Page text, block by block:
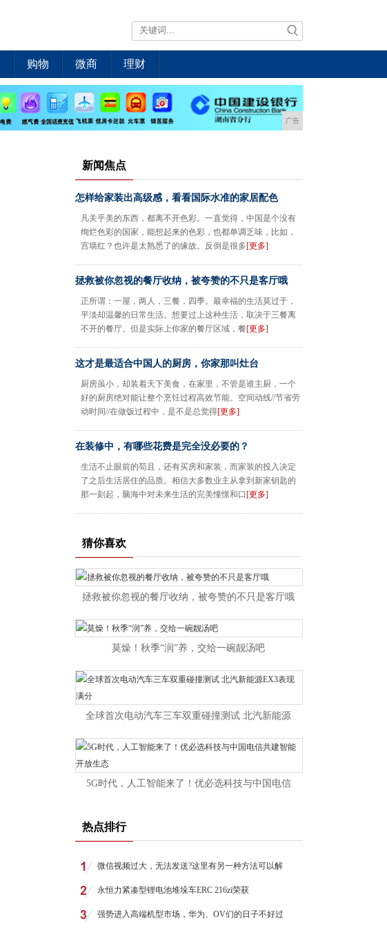
购物 微商 理财
广告
新闻焦点
怎样给家装出高级感，看看国际水准的家居配色
凡关乎美的东西，都离不开色彩。一直觉得，中国是个没有
绚烂色彩的国家，能想起来的色彩，也都单调乏味，比如，
宫墙红？也许是太熟悉了的缘故。反倒是很多[更多]
拯救被你忽视的餐厅收纳，被夸赞的不只是客厅哦
正所谓：一屋，两人，三餐，四季。最幸福的生活莫过于，
平淡却温馨的日常生活。想要过上这种生活，取决于三餐离
不开的餐厅。但是实际上你家的餐厅区域，餐[更多]
这才是最适合中国人的厨房，你家那叫灶台
厨房虽小，却装着天下美食，在家里，不管是谁主厨，一个
好的厨房绝对能让整个烹饪过程高效节能。空间动线//节省劳
动时间//在做饭过程中，是不是总觉得[更多]
在装修中，有哪些花费是完全没必要的？
生活不止眼前的苟且，还有买房和家装，而家装的投入决定
了之后生活居住的品质。相信大多数业主从拿到新家钥匙的
那一刻起，脑海中对未来生活的完美憧憬和口 [更多]
猜你喜欢
拯救被你忽视的餐厅收纳，被夸赞的不只是客厅哦
莫燥！秋季“润”养，交给一碗靓汤吧
全球首次电动汽车三车双重碰撞测试 北汽新能源
5G时代，人工智能来了！优必选科技与中国电信
热点排行
微信视频过大，无法发送?这里有另一种方法可以解
永恒力紧凑型锂电池堆垛车ERC 216zi荣获
强势进入高端机型市场，华为、OV们的日子不好过